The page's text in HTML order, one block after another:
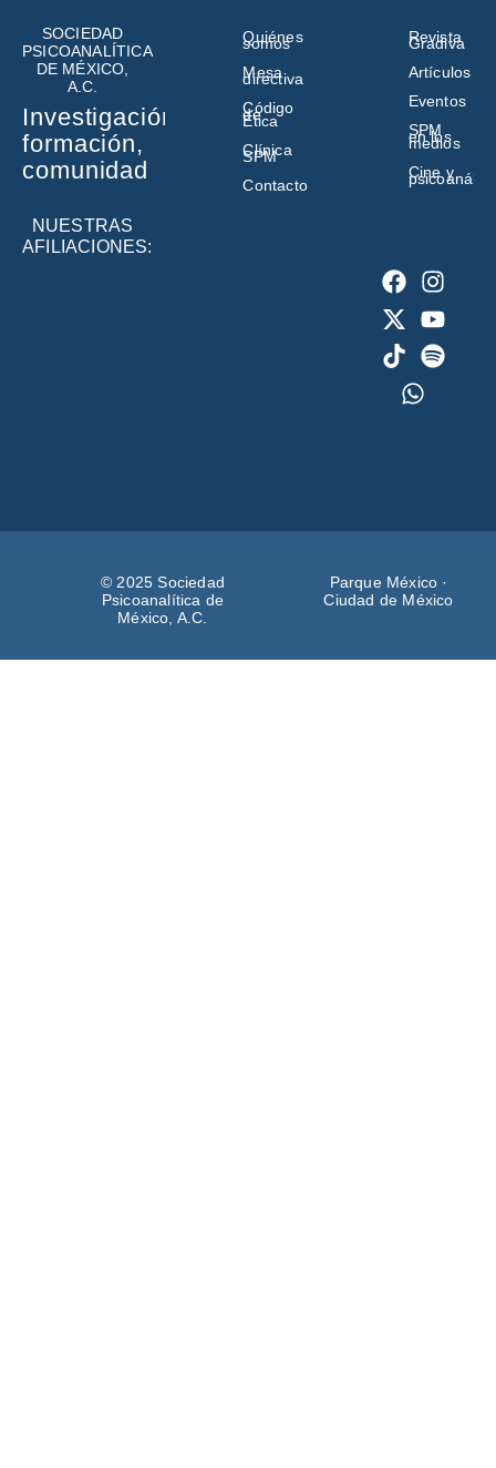
SOCIEDAD
PSICOANALÍTICA
DE MÉXICO,
A.C.
Investigación,
formación,
comunidad
NUESTRAS
AFILIACIONES:
Quiénes
somos
Mesa
directiva
Código
de
Ética
Clínica
SPM
Contacto
Revista
Gradiva
Artículos
Eventos
SPM
en los
medios
Cine y
© 2025 Sociedad
Psicoanalítica de
México, A.C.
Parque México ·
Ciudad de México